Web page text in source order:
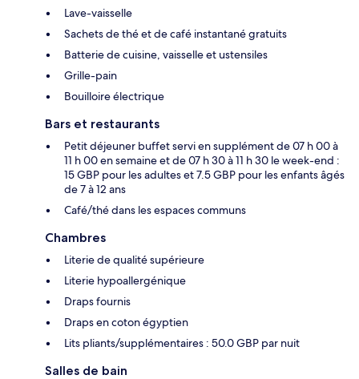
Lave-vaisselle
Sachets de thé et de café instantané gratuits
Batterie de cuisine, vaisselle et ustensiles
Grille-pain
Bouilloire électrique
Bars et restaurants
Petit déjeuner buffet servi en supplément de 07 h 00 à
11 h 00 en semaine et de 07 h 30 à 11 h 30 le week-end :
15 GBP pour les adultes et 7.5 GBP pour les enfants âgés
de 7 à 12 ans
Café/thé dans les espaces communs
Chambres
Literie de qualité supérieure
Literie hypoallergénique
Draps fournis
Draps en coton égyptien
Lits pliants/supplémentaires : 50.0 GBP par nuit
Salles de bain